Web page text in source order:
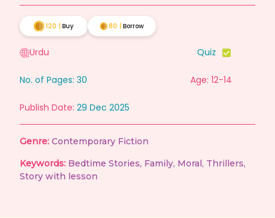
120 Buy 80 Borrow
Urdu Quiz
No. of Pages: 30 Age: 12-14
Publish Date: 29 Dec 2025
Genre: Contemporary Fiction
Keywords: Bedtime Stories, Family, Moral, Thrillers,
Story with lesson